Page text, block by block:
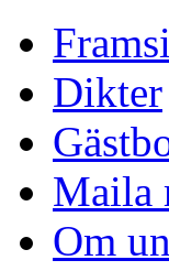
Dikter
Maila
Om